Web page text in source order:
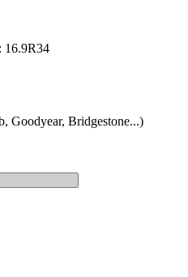
16.9R34
Goodyear, Bridgestone...)